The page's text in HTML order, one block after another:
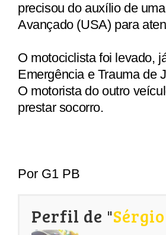
precisou do auxílio de
Avançado (USA) para
O motociclista foi levado,
Emergência e Trauma de
O motorista do outro
prestar socorro.
Por G1 PB
Perfil de "